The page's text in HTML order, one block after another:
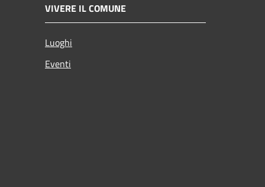
VIVERE IL COMUNE
Luoghi
Eventi